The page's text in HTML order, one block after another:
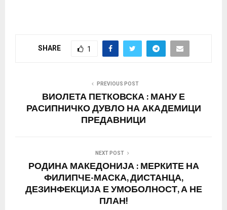
ефективна. Тој истакна
SHARE 1
PREVIOUS POST
ВИОЛЕТА ПЕТКОВСКА : МАНУ Е
РАСИПНИЧКО ДУВЛО НА АКАДЕМИЦИ
ПРЕДАВНИЦИ
NEXT POST
РОДИНА МАКЕДОНИЈА : МЕРКИТЕ НА
ФИЛИПЧЕ-МАСКА, ДИСТАНЦА,
ДЕЗИНФЕКЦИЈА Е УМОБОЛНОСТ, А НЕ
ПЛАН!